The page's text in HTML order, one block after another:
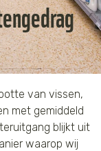
van vissen,
met gemiddeld
blijkt uit
waarop wij